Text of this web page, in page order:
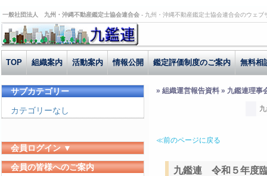
一般社団法人 九州・沖縄不動産鑑定士協会連合会 - 九州・沖縄不動産鑑定士協会連合会のウェ
TOP 組織案内 活動案内 情報公開 鑑定評価制度のご案内 無料相
» 組織運営報告資料 » 九鑑連理事
≪前のページに戻る
九鑑連 令和５年度
サブカテゴリー
カテゴリーなし
会員ログイン ▼
ユーザーID
会員の皆様へのご案内